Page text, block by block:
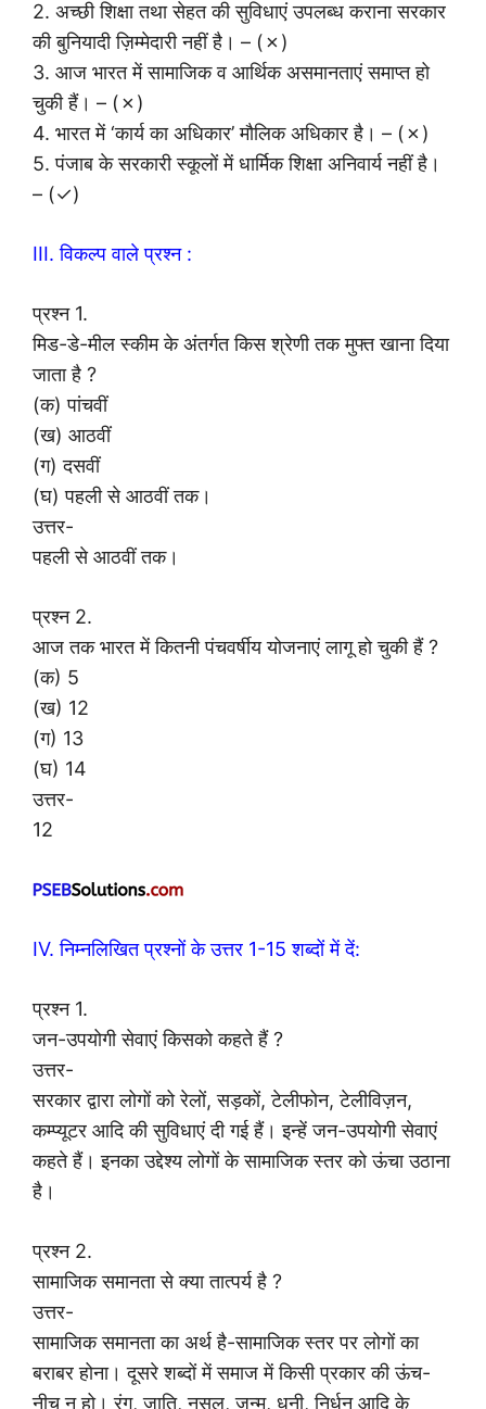
2. अच्छी शिक्षा तथा सेहत की सुविधाएं उपलब्ध कराना सरकार
की बुनियादी ज़िम्मेदारी नहीं है। – (✗)
3. आज भारत में सामाजिक व आर्थिक असमानताएं समाप्त हो
चुकी हैं। – (✗)
4. भारत में ‘कार्य का अधिकार’ मौलिक अधिकार है। – (✗)
5. पंजाब के सरकारी स्कूलों में धार्मिक शिक्षा अनिवार्य नहीं है।
– (✓)
III. विकल्प वाले प्रश्न :
प्रश्न 1.
मिड-डे-मील स्कीम के अंतर्गत किस श्रेणी तक मुफ्त खाना दिया
जाता है ?
(क) पांचवीं
(ख) आठवीं
(ग) दसवीं
(घ) पहली से आठवीं तक।
उत्तर-
पहली से आठवीं तक।
प्रश्न 2.
आज तक भारत में कितनी पंचवर्षीय योजनाएं लागू हो चुकी हैं ?
(क) 5
(ख) 12
(ग) 13
(घ) 14
उत्तर-
12
IV. निम्नलिखित प्रश्नों के उत्तर 1-15 शब्दों में दें:
प्रश्न 1.
जन-उपयोगी सेवाएं किसको कहते हैं ?
उत्तर-
सरकार द्वारा लोगों को रेलों, सड़कों, टेलीफोन, टेलीविज़न,
कम्प्यूटर आदि की सुविधाएं दी गई हैं। इन्हें जन-उपयोगी सेवाएं
कहते हैं। इनका उद्देश्य लोगों के सामाजिक स्तर को ऊंचा उठाना
है।
प्रश्न 2.
सामाजिक समानता से क्या तात्पर्य है ?
उत्तर-
सामाजिक समानता का अर्थ है-सामाजिक स्तर पर लोगों का
बराबर होना। दूसरे शब्दों में समाज में किसी प्रकार की ऊंच-
नीच न हो। रंग, जाति, नसल, जन्म, धनी, निर्धन आदि के